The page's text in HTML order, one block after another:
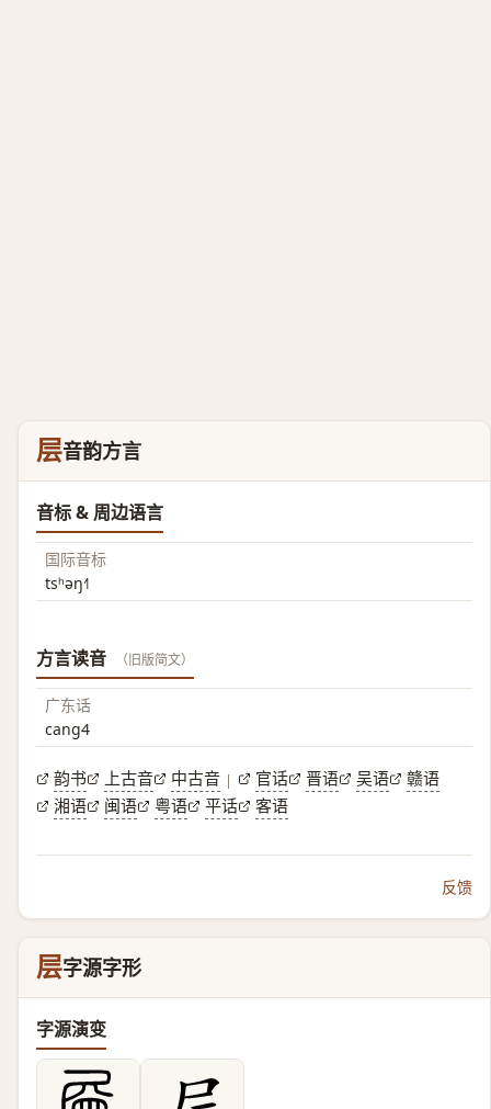
层音韵方言
音标 & 周边语言
国际音标
tsʰəŋ˧˥
方言读音 （旧版简文）
广东话
cang4
韵书 上古音 中古音 | 官话 晋语 吴语
赣语
湘语
闽语 粤语 平话 客语
反馈
层字源字形
字源演变